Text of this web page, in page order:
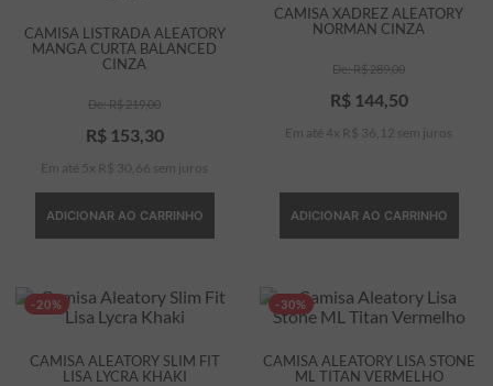
CAMISA LISTRADA ALEATORY
MANGA CURTA BALANCED
CINZA
R$219,00
R$ 153, 30
Em até 5 x R$ 30 66 sem juros
ADICIONAR AO CARRINHO
CAMISA XADREZ ALEATORY
NORMAN CINZA
R$289,00
R$ 144, 50
Em até 4 x R$ 36 12 sem juros
ADICIONAR AO CARRINHO
-20%
CAMISA ALEATORY SLIM FIT
LISA LYCRA KHAKI
-30%
CAMISA ALEATORY LISA STONE
ML TITAN VERMELHO